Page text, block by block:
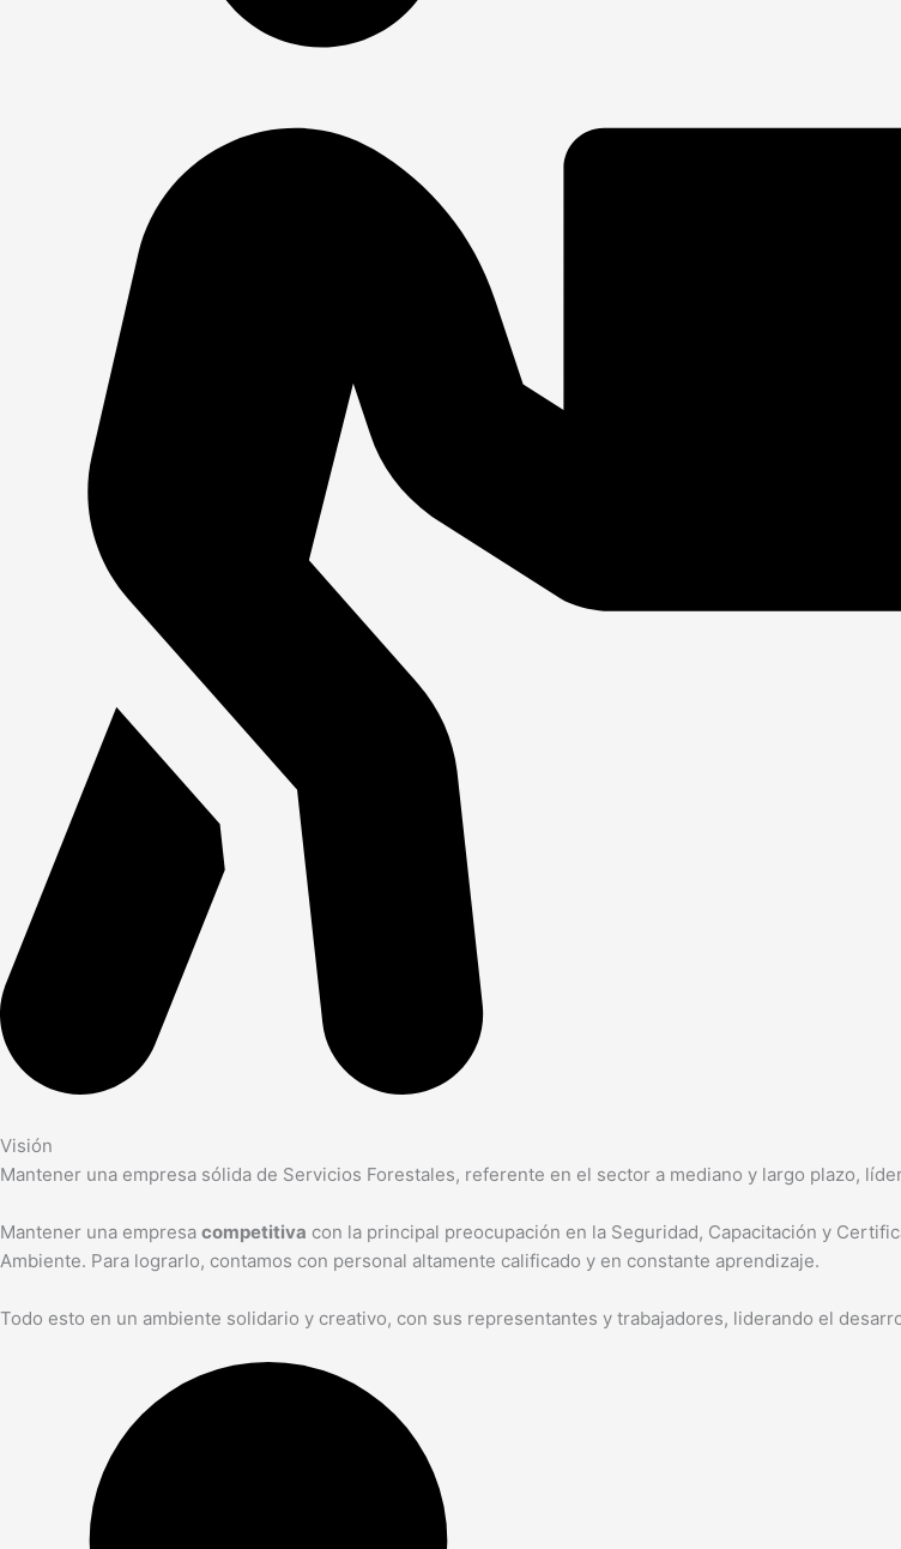
Visión
Mantener una empresa sólida de Servicios Forestales, referente en el sector a mediano y largo plazo,
Mantener una empresa competitiva con la principal preocupación en la Seguridad, Capacitación y
Ambiente. Para lograrlo, contamos con personal altamente calificado y en constante aprendizaje.
Todo esto en un ambiente solidario y creativo, con sus representantes y trabajadores, liderando el